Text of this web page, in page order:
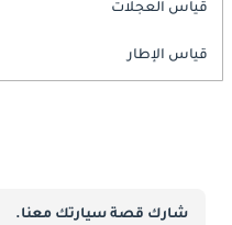
قياس العجلات
قياس الإطار
شارك قصة سيارتك معنا.